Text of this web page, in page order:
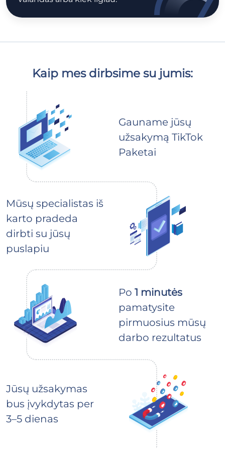
Kaip mes dirbsime su jumis:
Gauname jūsų
užsakymą TikTok
Paketai
Mūsų specialistas iš
karto pradeda
dirbti su jūsų
puslapiu
Po 1 minutės
pamatysite
pirmuosius mūsų
darbo rezultatus
Jūsų užsakymas
bus įvykdytas per
3–5 dienas